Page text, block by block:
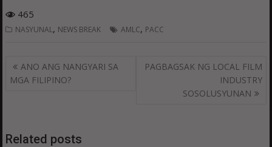
465
NASYUNAL, NEWS BREAK AMLC, PACC
Post
navigation
ANO ANG NANGYARI SA
MGA FILIPINO?
PAGBAGSAK NG LOCAL FILM
INDUSTRY
SOSOLUSYUNAN
Related posts